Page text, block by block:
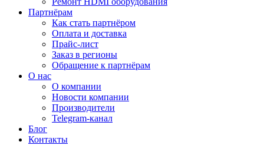
Партнёрам
Как стать партнёром
Оплата и доставка
Прайс-лист
Заказ в регионы
Обращение к партнёрам
О нас
О компании
Новости компании
Производители
Telegram-канал
Блог
Контакты